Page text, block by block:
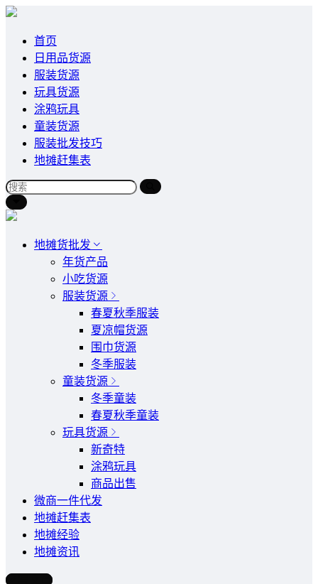
首页
日用品货源
服装货源
玩具货源
涂鸦玩具
童装货源
服装批发技巧
地摊赶集表
地摊货批发
年货产品
小吃货源
服装货源
春夏秋季服装
夏凉帽货源
围巾货源
冬季服装
童装货源
冬季童装
春夏秋季童装
玩具货源
新奇特
涂鸦玩具
商品出售
微商一件代发
地摊赶集表
地摊经验
地摊资讯
写文章